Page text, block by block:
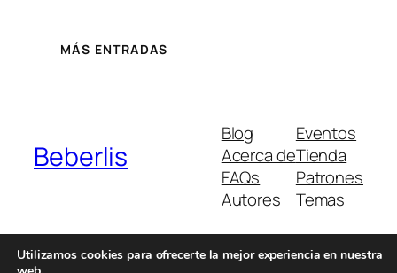
MÁS ENTRADAS
Beberlis
Blog
Acerca de
FAQs
Autores
Eventos
Tienda
Patrones
Temas
Utilizamos cookies para ofrecerte la mejor experiencia en nuestra